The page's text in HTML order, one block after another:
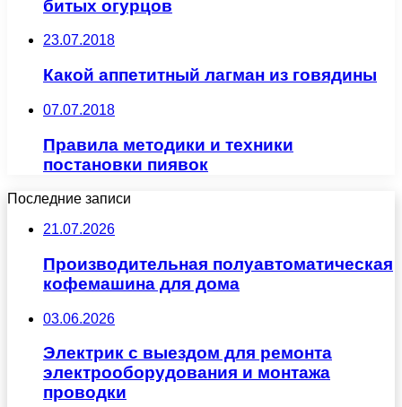
битых огурцов
23.07.2018
Какой аппетитный лагман из говядины
07.07.2018
Правила методики и техники
постановки пиявок
Последние записи
21.07.2026
Производительная полуавтоматическая
кофемашина для дома
03.06.2026
Электрик с выездом для ремонта
электрооборудования и монтажа
проводки